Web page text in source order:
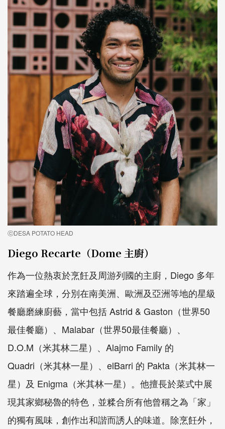
ⓒDESA POTATO HEAD
Diego Recarte（Dome 主廚）
作為一位熱衷於烹飪及周游列國的主廚，Diego 多年
來踏遍全球，分別在南美洲、歐洲及亞洲等地的星級
餐廳磨練廚藝，當中包括 Astrid & Gaston（世界50
最佳餐廳）、Malabar（世界50最佳餐廳）、
D.O.M（米其林二星）、Alajmo Family 的
Quadri（米其林一星）、elBarri 的 Pakta（米其林一
星）及 Enigma（米其林一星）。他擅長於菜式中展
現其家鄉秘魯的特色，並糅合所有他曾稱之為「家」
的獨有風味，創作出和諧而誘人的味道。除烹飪外，